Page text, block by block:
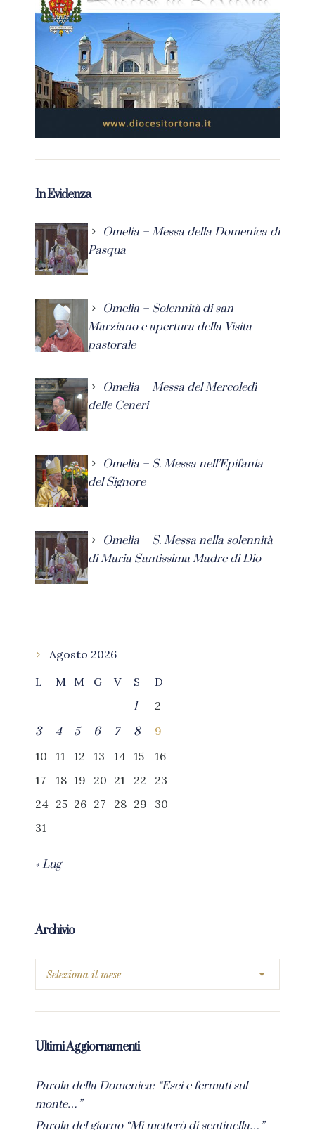
In Evidenza
Omelia – Messa della Domenica di
Pasqua
Omelia – Solennità di san
Marziano e apertura della Visita
pastorale
Omelia – Messa del Mercoledì
delle Ceneri
Omelia – S. Messa nell’Epifania
del Signore
Omelia – S. Messa nella solennità
di Maria Santissima Madre di Dio
Agosto 2026
L
M M G V S
D
1
2
3
4 5 6 7 8
9
10
11 12 13 14 15
16
17
18 19 20 21 22
23
24 25 26 27 28 29
30
31
« Lug
Archivio
Ultimi Aggiornamenti
Parola della Domenica: “Esci e fermati sul
monte…”
Parola del giorno “Mi metterò di sentinella…”